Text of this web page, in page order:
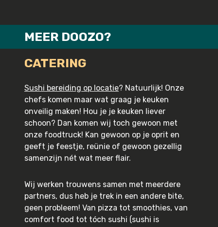
MEER DOOZO?
CATERING
Sushi bereiding op locatie? Natuurlijk! Onze
chefs komen maar wat graag je keuken
onveilig maken! Hou je je keuken liever
schoon? Dan komen wij toch gewoon met
onze foodtruck! Kan gewoon op je oprit en
geeft je feestje, reünie of gewoon gezellig
samenzijn nét wat meer flair.
Wij werken trouwens samen met meerdere
partners, dus heb je trek in een andere bite,
geen probleem! Van pizza tot smoothies, van
comfort food tot tóch sushi (sushi is